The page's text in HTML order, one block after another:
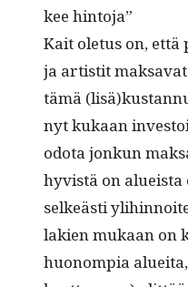
kee hintoja”
Kait ole­tus on,
ja artis­tit
tämä
nyt kukaan
odota jonkun
hyvistä on
selkeästi
lakien mukaan on
huonom­pia